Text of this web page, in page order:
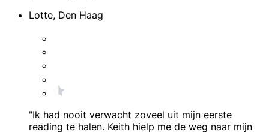
Lotte, Den Haag
"Ik had nooit verwacht zoveel uit mijn eerste
reading te halen. Keith hielp me de weg naar mijn